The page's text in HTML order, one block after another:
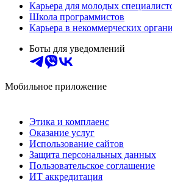
Карьера для молодых
Школа программистов
Карьера в некоммерческих
Боты для уведомлений
Мобильное приложение
Этика и комплаенс
Оказание услуг
Использование сайтов
Защита персональных данных
Пользовательское соглашение
ИТ аккредитация